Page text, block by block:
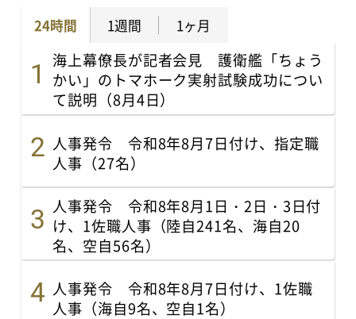
24時間 1週間 1ヶ月
海上幕僚長が記者会見 護衛艦「ちょう
かい」のトマホーク実射試験成功につい
て説明（8月4日）
人事発令 令和8年8月7日付け、指定職
人事（27名）
人事発令 令和8年8月1日・2日・3日付
け、1佐職人事（陸自241名、海自20
名、空自56名）
人事発令 令和8年8月7日付け、1佐職
人事（海自9名、空自1名）